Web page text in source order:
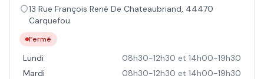
13 Rue François René De Chateaubriand, 44470
Carquefou
Fermé
Lundi
08h30-12h30 et 14h00-19h30
Mardi
08h30-12h30 et 14h00-19h30